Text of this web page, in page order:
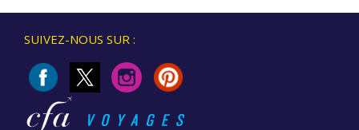
SUIVEZ-NOUS SUR :